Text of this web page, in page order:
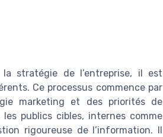
stratégie de l’entreprise, il est
Ce processus commence par
marketing et des priorités de
publics cibles, internes comme
rigoureuse de l’information. Il